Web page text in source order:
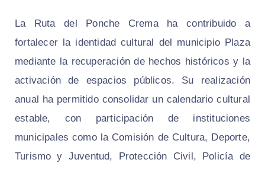
La Ruta del Ponche Crema ha contribuido a
fortalecer la identidad cultural del municipio Plaza
mediante la recuperación de hechos históricos y la
activación de espacios públicos. Su realización
anual ha permitido consolidar un calendario cultural
estable, con participación de instituciones
municipales como la Comisión de Cultura, Deporte,
Turismo y Juventud, Protección Civil, Policía de